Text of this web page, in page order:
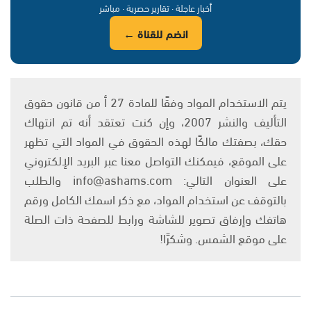
أخبار عاجلة · تقارير حصرية · مباشر
انضم للقناة ←
يتم الاستخدام المواد وفقًا للمادة 27 أ من قانون حقوق
التأليف والنشر 2007، وإن كنت تعتقد أنه تم انتهاك
حقك، بصفتك مالكًا لهذه الحقوق في المواد التي تظهر
على الموقع، فيمكنك التواصل معنا عبر البريد الإلكتروني
على العنوان التالي: info@ashams.com والطلب
بالتوقف عن استخدام المواد، مع ذكر اسمك الكامل ورقم
هاتفك وإرفاق تصوير للشاشة ورابط للصفحة ذات الصلة
على موقع الشمس. وشكرًا!